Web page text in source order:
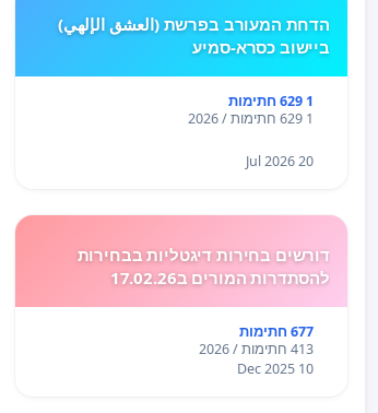
הדחת המעורב בפרשת (العشق الإلهي)
ביישוב כסרא-סמיע
1 629 חתימות
1 629 חתימות / 2026
20 Jul 2026
דורשים בחירות דיגטליות בבחירות
להסתדרות המורים ב17.02.26
677 חתימות
413 חתימות / 2026
10 Dec 2025